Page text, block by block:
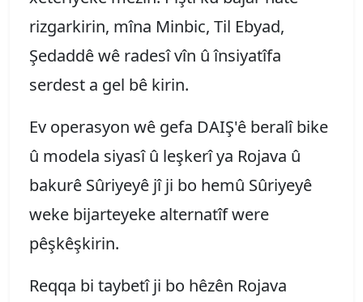
rizgarkirin, mîna Minbic, Til Ebyad,
Şedaddê wê radesî vîn û însiyatîfa
serdest a gel bê kirin.
Ev operasyon wê gefa DAIŞ'ê beralî bike
û modela siyasî û leşkerî ya Rojava û
bakurê Sûriyeyê jî ji bo hemû Sûriyeyê
weke bijarteyeke alternatîf were
pêşkêşkirin.
Reqqa bi taybetî ji bo hêzên Rojava